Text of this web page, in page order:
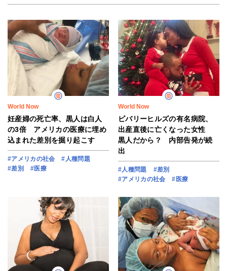
World Now
妊産婦の死亡率、黒人は白人
の3倍 アメリカの医療に埋め
込まれた差別を掘り起こす
#アメリカの社会
#人種問題
#差別
#医療
World Now
ビバリーヒルズの有名病院、
出産直後に亡くなった女性
黒人だから？ 内部告発が続
出
#人種問題
#差別
#アメリカの社会
#医療